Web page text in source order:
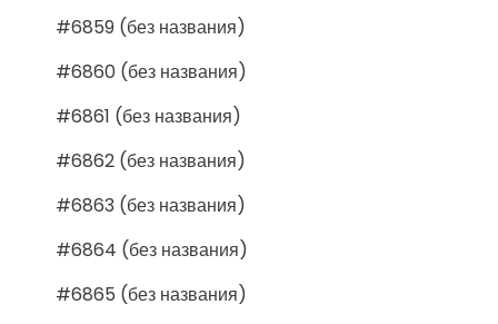
#6859 (без названия)
#6860 (без названия)
#6861 (без названия)
#6862 (без названия)
#6863 (без названия)
#6864 (без названия)
#6865 (без названия)